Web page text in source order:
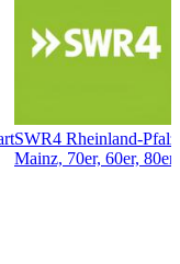
SWR4 Rheinland-
Mainz, 70er, 60er,